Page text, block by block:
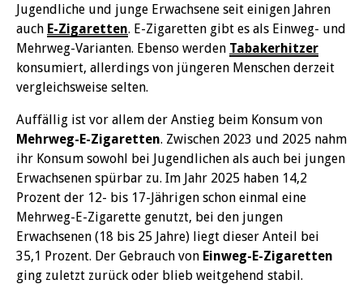
Jugendliche und junge Erwachsene seit einigen Jahren
auch E-Zigaretten. E-Zigaretten gibt es als Einweg- und
Mehrweg-Varianten. Ebenso werden Tabakerhitzer
konsumiert, allerdings von jüngeren Menschen derzeit
vergleichsweise selten.
Auffällig ist vor allem der Anstieg beim Konsum von
Mehrweg-E-Zigaretten. Zwischen 2023 und 2025 nahm
ihr Konsum sowohl bei Jugendlichen als auch bei jungen
Erwachsenen spürbar zu. Im Jahr 2025 haben 14,2
Prozent der 12- bis 17-Jährigen schon einmal eine
Mehrweg-E-Zigarette genutzt, bei den jungen
Erwachsenen (18 bis 25 Jahre) liegt dieser Anteil bei
35,1 Prozent. Der Gebrauch von Einweg-E-Zigaretten
ging zuletzt zurück oder blieb weitgehend stabil.